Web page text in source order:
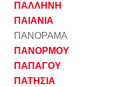
ΠΑΛΛΗΝΗ
ΠΑΙΑΝΙΑ
ΠΑΝΟΡΑΜΑ
ΠΑΝΟΡΜΟΥ
ΠΑΠΑΓΟΥ
ΠΑΤΗΣΙΑ